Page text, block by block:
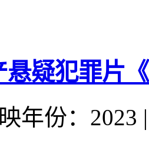
悬疑犯罪片
映年份：2023 |